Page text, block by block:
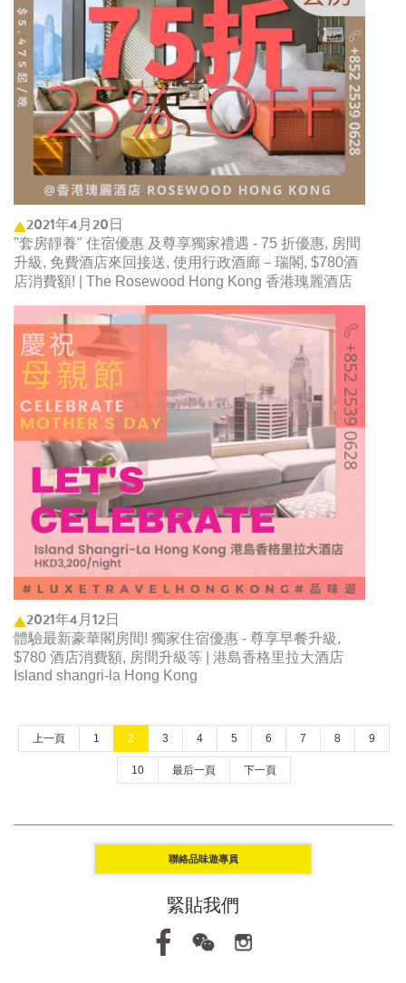
2021年4月20日
"套房靜養" 住宿優惠 及尊享獨家禮遇 - 75 折優惠, 房間
升級, 免費酒店來回接送, 使用行政酒廊－瑞閣, $780酒
店消費額! | The Rosewood Hong Kong 香港瑰麗酒店
2021年4月12日
體驗最新豪華閣房間! 獨家住宿優惠 - 尊享早餐升級,
$780 酒店消費額, 房間升級等 | 港島香格里拉大酒店
Island shangri-la Hong Kong
上一頁 1 2 3 4 5 6 7 8 9
10 最后一頁 下一頁
聯絡品味遊專員
緊貼我們